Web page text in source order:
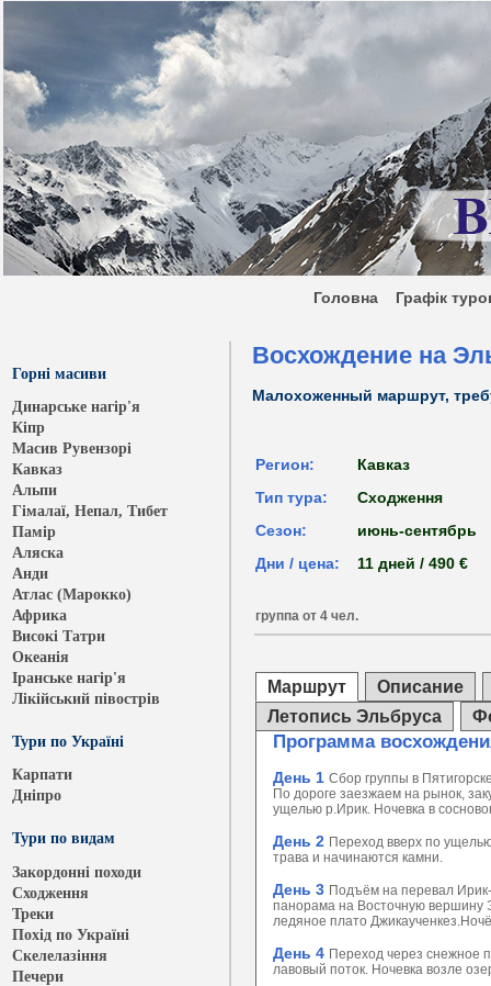
Головна Графік
Горні масиви
Динарське нагір'я
Кіпр
Масив Рувензорі
Кавказ
Альпи
Гімалаї, Непал, Тибет
Памір
Аляска
Анди
Атлас (Марокко)
Африка
Високі Татри
Океанія
Іранське нагір'я
Лікійський півострів
Тури по Україні
Карпати
Дніпро
Тури по видам
Закордонні походи
Сходження
Треки
Похід по Україні
Скелелазіння
Печери
Восхождение на
Малохоженный маршрут,
Регион:
Кавказ
Тип тура:
Сходження
Сезон:
июнь-сентябрь
Дни / цена:
11 дней / 490 €
группа от 4 чел.
Маршрут
Описание
Летопись Эльбруса
Программа
День 1 Сбор группы в
По дороге заезжаем на рынок,
ущелью р.Ирик. Ночевка в
День 2 Переход вверх по
трава и начинаются камни.
День 3 Подъём на перевал
панорама на Восточную вершину
ледяное плато
День 4 Переход через снежное
лавовый поток. Ночевка возле